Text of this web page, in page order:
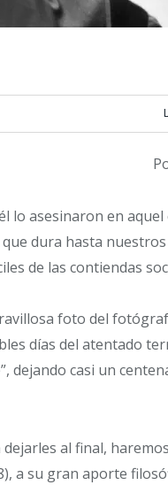
lo asesinaron en
dura hasta nuestros
de las contiendas
foto del
días del atentado
dejando casi un
al final,
a su gran aporte